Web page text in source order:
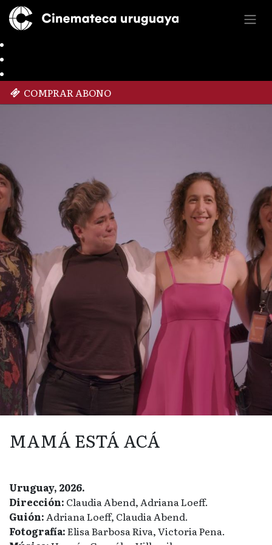
COMPRAR ABONO
MAMÁ ESTÁ ACÁ
Uruguay, 2026.
Dirección: Claudia Abend, Adriana Loeff.
Guión:Adriana Loeff, Claudia Abend.
Fotografía:Elisa Barbosa Riva, Victoria Pena.